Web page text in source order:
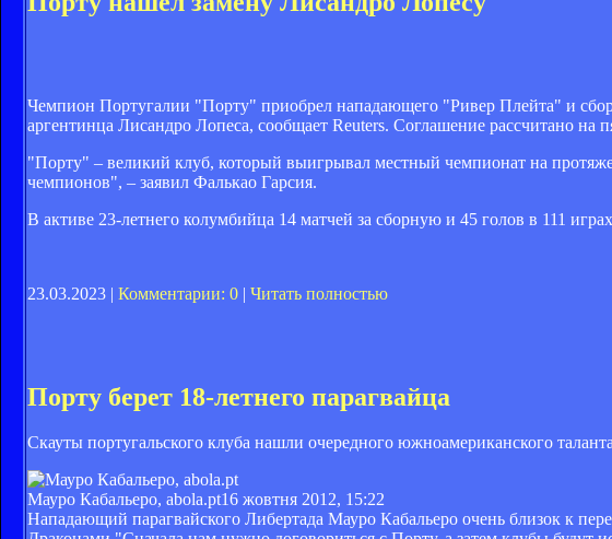
Чемпион Португалии "Порту" приобрел нападающего "Ривер Плейта" и
аргентинца Лисандро Лопеса, сообщает Reuters. Соглашение рассчитано
"Порту" – великий клуб, который выигрывал местный чемпионат на
чемпионов", – заявил Фалькао Гарсия.
В активе 23-летнего колумбийца 14 матчей за сборную и 45 голов в 111
23.03.2023 | Комментарии: 0 | Читать полностью
Порту берет 18-летнего парагвайца
Скауты португальского клуба нашли очередного южноамериканского
Мауро Кабальеро, abola.pt16 жовтня 2012, 15:22
Нападающий парагвайского Либертада Мауро Кабальеро очень близок к